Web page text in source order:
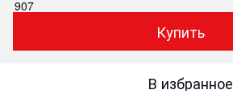
Купить
В избранное